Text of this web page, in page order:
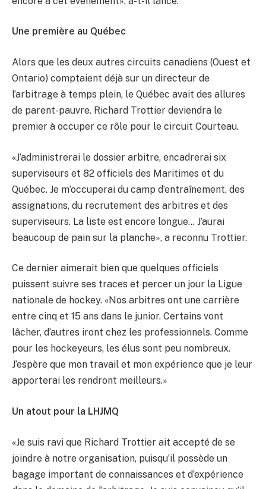
Une première au Québec
Alors que les deux autres circuits canadiens (Ouest et
Ontario) comptaient déjà sur un directeur de
l’arbitrage à temps plein, le Québec avait des allures
de parent-pauvre. Richard Trottier deviendra le
premier à occuper ce rôle pour le circuit Courteau.
«J’administrerai le dossier arbitre, encadrerai six
superviseurs et 82 officiels des Maritimes et du
Québec. Je m’occuperai du camp d’entraînement, des
assignations, du recrutement des arbitres et des
superviseurs. La liste est encore longue… J’aurai
beaucoup de pain sur la planche», a reconnu Trottier.
Ce dernier aimerait bien que quelques officiels
puissent suivre ses traces et percer un jour la Ligue
nationale de hockey. «Nos arbitres ont une carrière
entre cinq et 15 ans dans le junior. Certains vont
lâcher, d’autres iront chez les professionnels. Comme
pour les hockeyeurs, les élus sont peu nombreux.
J’espère que mon travail et mon expérience que je leur
apporterai les rendront meilleurs.»
Un atout pour la LHJMQ
«Je suis ravi que Richard Trottier ait accepté de se
joindre à notre organisation, puisqu’il possède un
bagage important de connaissances et d’expérience